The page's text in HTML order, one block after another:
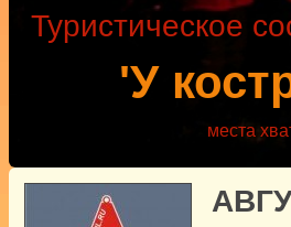
'У
Туристическое
места